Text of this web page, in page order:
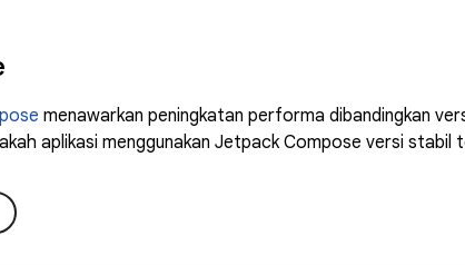
menawarkan peningkatan performa dibandingkan
aplikasi menggunakan Jetpack Compose versi stabil